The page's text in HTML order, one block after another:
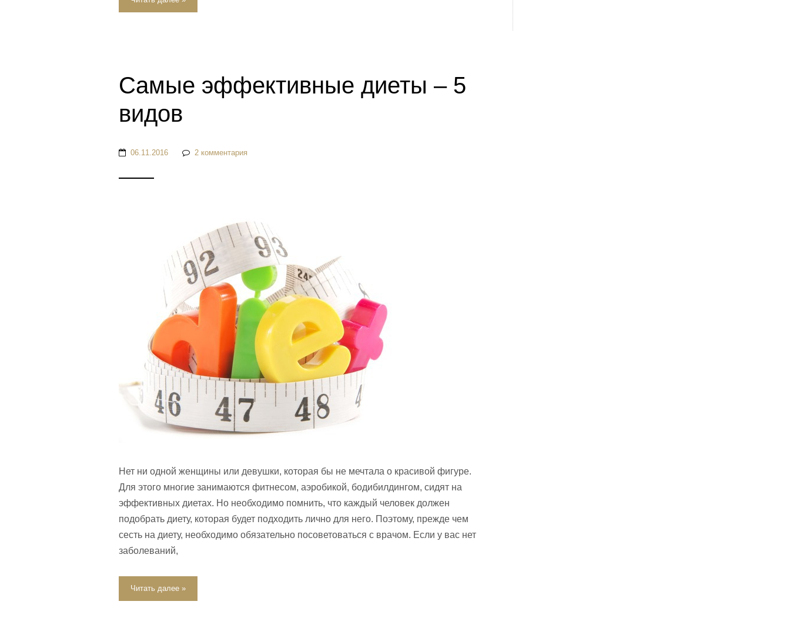
Самые эффективные диеты – 5
видов
06.11.2016 2 комментария
Нет ни одной женщины или девушки, которая бы не мечтала о красивой фигуре.
Для этого многие занимаются фитнесом, аэробикой, бодибилдингом, сидят на
эффективных диетах. Но необходимо помнить, что каждый человек должен
подобрать диету, которая будет подходить лично для него. Поэтому, прежде чем
сесть на диету, необходимо обязательно посоветоваться с врачом. Если у вас нет
заболеваний,
Читать далее »